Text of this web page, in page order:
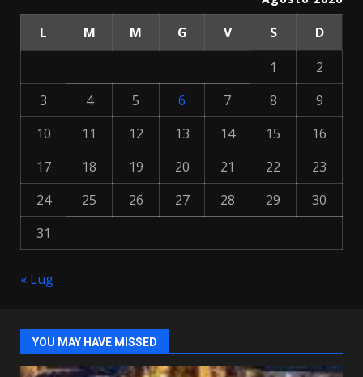
L M M G V S
D
1
2
3
4 5 6 7 8
9
10
11 12 13 14 15
16
17
18 19 20 21 22
23
24
25 26 27 28 29
30
31
« Lug
YOU MAY HAVE MISSED